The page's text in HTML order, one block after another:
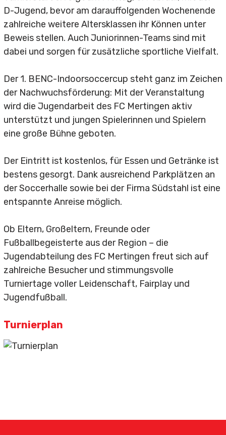
Sportversicherung
Teamwear
Fanartikel
Bezahlkarte
Fussball
Ansprechpartner
1. Mannschaft
2. Mannschaft
A-Junioren
B-Junioren
D-Junioren
E1-Junioren
F1-Junioren
D-Jugend, bevor am darauffolgenden Wochenende
zahlreiche weitere Altersklassen ihr Können unter
Beweis stellen. Auch Juniorinnen-Teams sind mit
dabei und sorgen für zusätzliche sportliche Vielfalt.
Der 1. BENC-Indoorsoccercup steht ganz im Zeichen
der Nachwuchsförderung: Mit der Veranstaltung
wird die Jugendarbeit des FC Mertingen aktiv
unterstützt und jungen Spielerinnen und Spielern
eine große Bühne geboten.
Der Eintritt ist kostenlos, für Essen und Getränke ist
bestens gesorgt. Dank ausreichend Parkplätzen an
der Soccerhalle sowie bei der Firma Südstahl ist eine
entspannte Anreise möglich.
Ob Eltern, Großeltern, Freunde oder
Fußballbegeisterte aus der Region – die
Jugendabteilung des FC Mertingen freut sich auf
zahlreiche Besucher und stimmungsvolle
Turniertage voller Leidenschaft, Fairplay und
Jugendfußball.
Turnierplan